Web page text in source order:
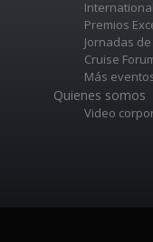
Premios
Jornadas
Cruise
Más
Quienes somos
Video